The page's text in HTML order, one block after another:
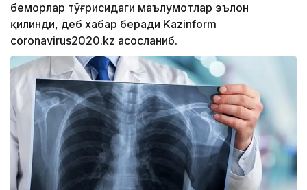
беморлар тўғрисидаги маълумотлар эълон
қилинди, деб хабар беради Kazinform
coronavirus2020.kz асосланиб.